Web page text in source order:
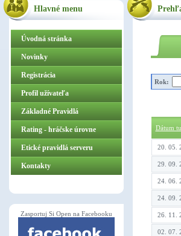
Hlavné menu
Úvodná stránka
Novinky
Registrácia
Profil užívateľa
Základné Pravidlá
ZasportujSiOpen.sk
Rating - hráčske úrovne
Etické pravidlá serveru
Kontakty
Zasportuj Si Open na Facebooku
Rok:
Dátum
20. 05.
29. 09.
24. 06.
24. 09.
26. 11.
02. 07.